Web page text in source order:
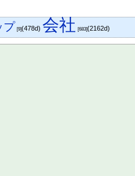
プ [9](478d) 会社 [683](2162d)